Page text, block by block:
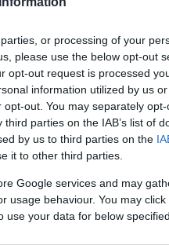
or processing of your
please use the below opt-out
opt-out request is processed
information utilized by us
out. You may separately
parties on the IAB’s list of
by us to third parties on the
it to other third parties.
Google services and may
usage behaviour. You may
your data for below
och 2006 fick han
gör att du kan arbeta
rak, berättar Bo
på sju personer med
mjölksyran minskade
Lerner.